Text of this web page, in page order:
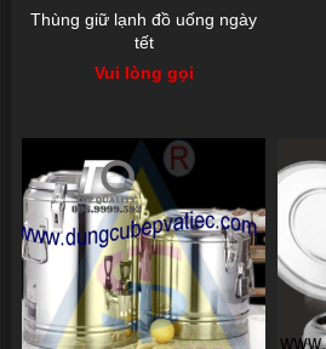
Thùng giữ lạnh đồ uống ngày
tết
Vui lòng gọi